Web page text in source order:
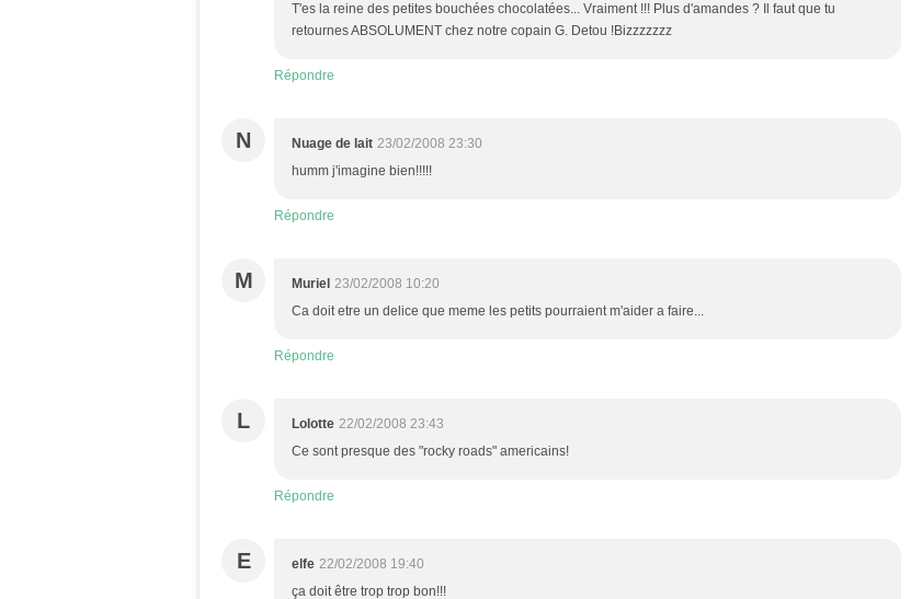
T'es la reine des petites bouchées chocolatées... Vraiment !!! Plus d'amandes ? Il faut que tu
retournes ABSOLUMENT chez notre copain G. Detou !Bizzzzzzz
Répondre
N Nuage de lait 23/02/2008 23:30
humm j'imagine bien!!!!!
Répondre
M Muriel 23/02/2008 10:20
Ca doit etre un delice que meme les petits pourraient m'aider a faire...
Répondre
L Lolotte 22/02/2008 23:43
Ce sont presque des "rocky roads" americains!
Répondre
E elfe 22/02/2008 19:40
ça doit être trop trop bon!!!